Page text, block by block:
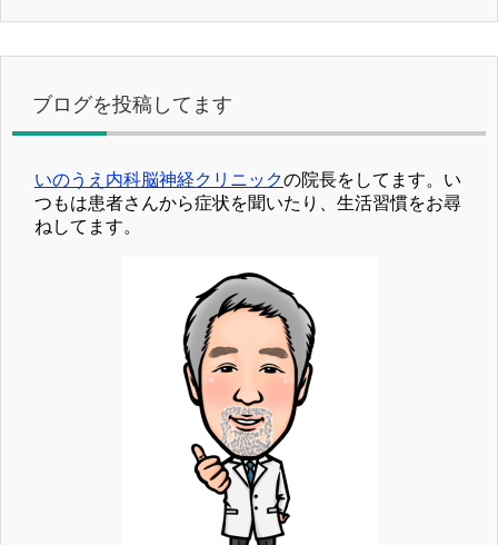
ブログを投稿してます
いのうえ内科脳神経クリニックの院長をしてます。い
つもは患者さんから症状を聞いたり、生活習慣をお尋
ねしてます。